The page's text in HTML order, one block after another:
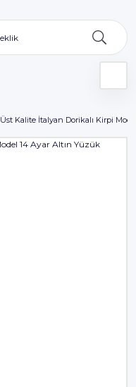
Üst Kalite İtalyan Dorikalı Kirpi